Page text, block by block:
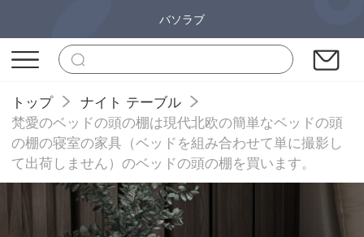
バソラブ
トップ
ナイト テーブル
梵愛のベッドの頭の棚は現代北欧の簡単なベッドの頭
の棚の寝室の家具（ベッドを組み合わせて単に撮影し
て出荷しません）のベッドの頭の棚を買います。